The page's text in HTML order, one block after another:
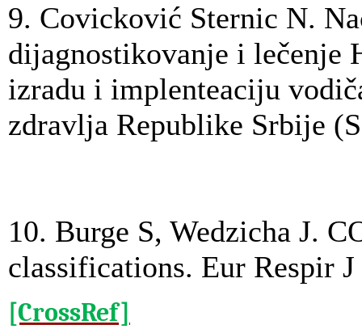
9. Covicković Sternic N.
dijagnostikovanje i lečenje
izradu i implenteaciju
zdravlja Republike Srbije
10. Burge S, Wedzicha J.
classifications. Eur Respir
[CrossRef]